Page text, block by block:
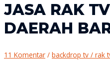
JASA RAK
DAERAH
11 Komentar / backdrop tv / rak